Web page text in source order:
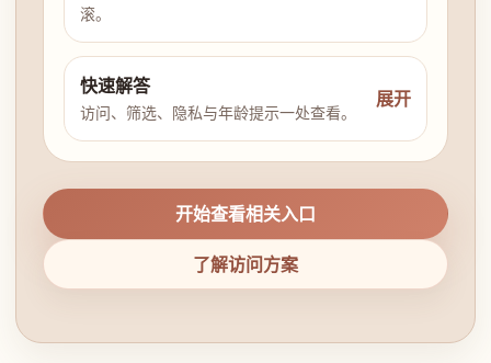
滚。
快速解答
访问、筛选、隐私与年龄提示一处查看。
展开
开始查看相关入口
了解访问方案